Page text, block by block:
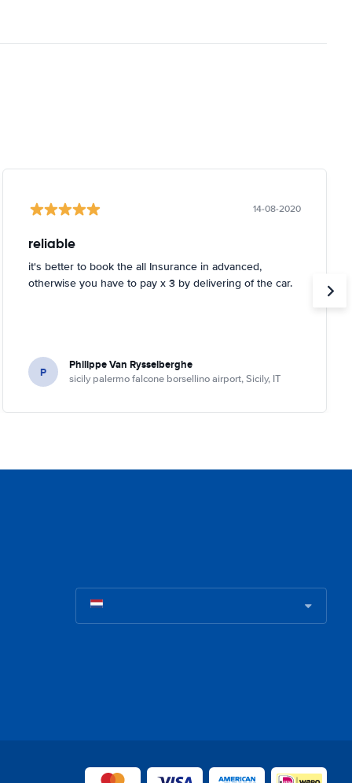
14-08-2020
reliable
it's better to book the all Insurance in advanced,
otherwise you have to pay x 3 by delivering of the car.
P Philippe Van Rysselberghe
sicily palermo falcone borsellino airport, Sicily, IT